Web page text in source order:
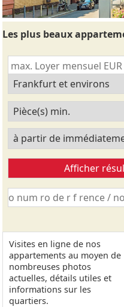
Les plus beaux
Visites en ligne de nos
appartements au moyen de
nombreuses photos
actuelles, détails utiles et
informations sur les
quartiers.